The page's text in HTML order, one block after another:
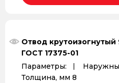
Отвод крутоизогнутый
ГОСТ 17375-01
Параметры:
Толщина, мм 8